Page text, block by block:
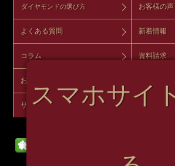
ダイヤモンドの選び方 お客様の声
よくある質問 新着情報
コラム 資料請求
お問い合わせ
サイトマップ オンライ
スマホサイ